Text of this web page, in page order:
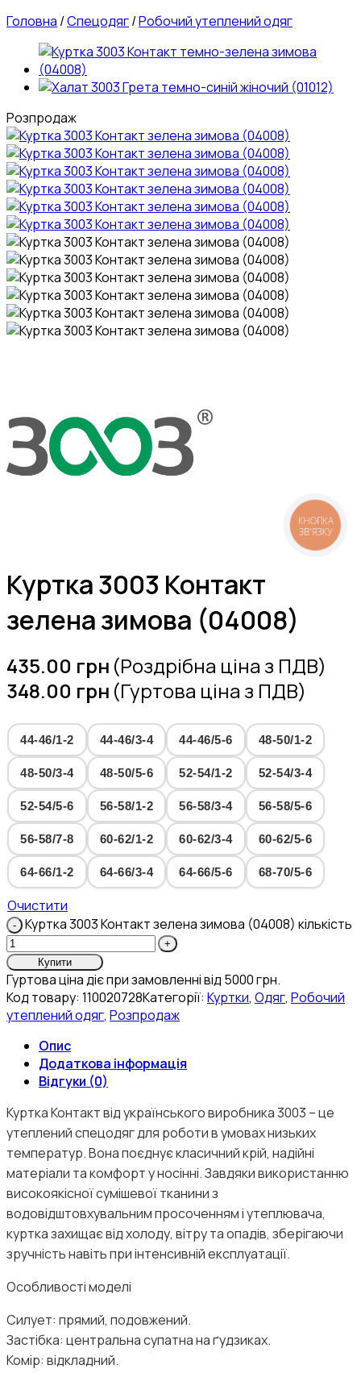
Головна /Спецодяг/Робочий утеплений одяг
Розпродаж
Куртка 3003 Контакт
зелена зимова (04008)
435.00 грн (Роздрібна ціна з ПДВ)
348.00 грн (Гуртова ціна з ПДВ)
44-46/1-2 44-46/3-4 44-46/5-6 48-50/1-2
48-50/3-4 48-50/5-6 52-54/1-2 52-54/3-4
52-54/5-6 56-58/1-2 56-58/3-4 56-58/5-6
56-58/7-8 60-62/1-2 60-62/3-4 60-62/5-6
64-66/1-2 64-66/3-4 64-66/5-6 68-70/5-6
Очистити
Куртка 3003 Контакт зелена зимова (04008) кількість
Купити
Гуртова ціна діє при замовленні від 5000 грн.
Код товару: 110020728Категорії: Куртки, Одяг, Робочий
утеплений одяг, Розпродаж
Опис
Додаткова інформація
Відгуки (0)
Куртка Контакт від українського виробника 3003 – це
утеплений спецодяг для роботи в умовах низьких
температур. Вона поєднує класичний крій, надійні
матеріали та комфорт у носінні. Завдяки використанню
високоякісної сумішевої тканини з
водовідштовхувальним просоченням і утеплювача,
куртка захищає від холоду, вітру та опадів, зберігаючи
зручність навіть при інтенсивній експлуатації.
Особливості моделі
Силует: прямий, подовжений.
Застібка: центральна супатна на ґудзиках.
Комір: відкладний.
КНОПКА
ЗВ'ЯЗКУ